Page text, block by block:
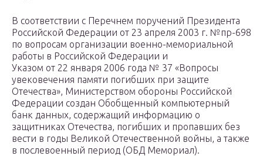
В соответствии с Перечнем поручений Президента
Российской Федерации от 23 апреля 2003 г. №пр-698
по вопросам организации военно-мемориальной
работы в Российской Федерации и
Указом от 22 января 2006 года № 37 «Вопросы
увековечения памяти погибших при защите
Отечества», Министерством обороны Российской
Федерации создан Обобщенный компьютерный
банк данных, содержащий информацию о
защитниках Отечества, погибших и пропавших без
вести в годы Великой Отечественной войны, а также
в послевоенный период (ОБД Мемориал).